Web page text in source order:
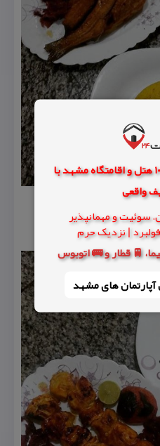
🎁 امکان رزرو بیش از 1000 هتل و اقامتگاه مشهد با
سوئیت و مهمانپذیر
🚆 قطار و 🚌 اتوبوس
های مشهد